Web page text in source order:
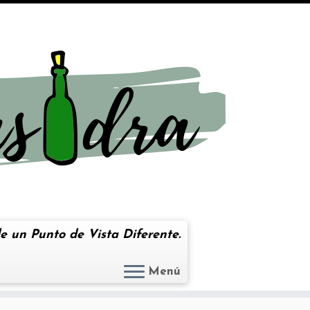
un Punto de Vista Diferente.
Menú